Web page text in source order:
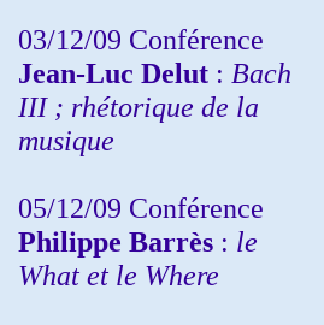
03/12/09 Conférence
Jean-Luc Delut : Bach
III ; rhétorique de la
musique
05/12/09 Conférence
Philippe Barrès : le
What et le Where